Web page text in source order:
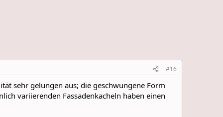
#16
sehr gelungen aus; die geschwungene Form
variierenden Fassadenkacheln haben einen